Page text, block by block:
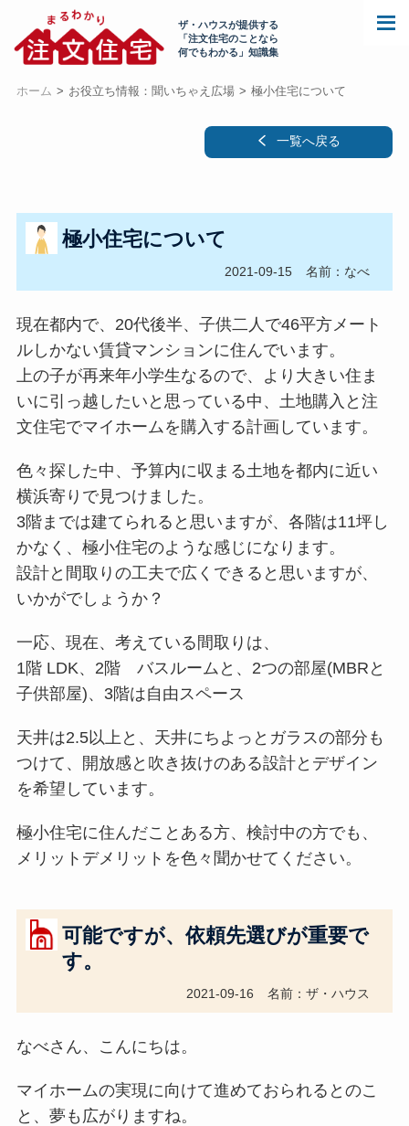
ザ・ハウスが提供する
「注文住宅のことなら
何でもわかる」知識集
ホーム お役立ち情報：聞いちゃえ広場 極小住宅について
一覧へ戻る
極小住宅について
2021-09-15 名前：なべ
現在都内で、20代後半、子供二人で46平方メート
ルしかない賃貸マンションに住んでいます。
上の子が再来年小学生なるので、より大きい住ま
いに引っ越したいと思っている中、土地購入と注
文住宅でマイホームを購入する計画しています。
色々探した中、予算内に収まる土地を都内に近い
横浜寄りで見つけました。
3階までは建てられると思いますが、各階は11坪し
かなく、極小住宅のような感じになります。
設計と間取りの工夫で広くできると思いますが、
いかがでしょうか？
一応、現在、考えている間取りは、
1階 LDK、2階 バスルームと、2つの部屋(MBRと
子供部屋)、3階は自由スペース
天井は2.5以上と、天井にちよっとガラスの部分も
つけて、開放感と吹き抜けのある設計とデザイン
を希望しています。
極小住宅に住んだことある方、検討中の方でも、
メリットデメリットを色々聞かせてください。
可能ですが、依頼先選びが重要で
す。
2021-09-16 名前：ザ・ハウス
なべさん、こんにちは。
マイホームの実現に向けて進めておられるとのこ
と、夢も広がりますね。